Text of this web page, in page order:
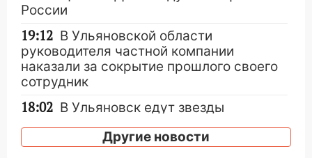
России
19:12 В Ульяновской области
руководителя частной компании
наказали за сокрытие прошлого своего
сотрудник
18:02 В Ульяновск едут звезды
17:08 Ульяновский областной суд
Другие новости